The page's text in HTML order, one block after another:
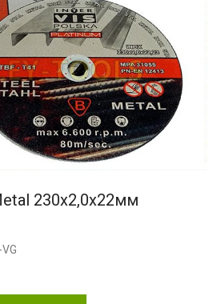
230х2,0х22мм